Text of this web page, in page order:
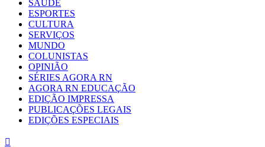
SAÚDE
ESPORTES
CULTURA
SERVIÇOS
MUNDO
COLUNISTAS
OPINIÃO
SÉRIES AGORA RN
AGORA RN EDUCAÇÃO
EDIÇÃO IMPRESSA
PUBLICAÇÕES LEGAIS
EDIÇÕES ESPECIAIS